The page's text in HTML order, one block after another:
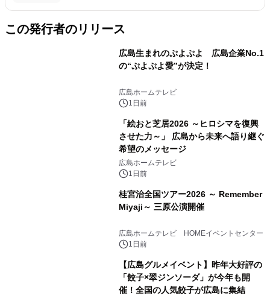
この発行者のリリース
広島生まれのぷよぷよ 広島企業No.1
の“ぷよぷよ愛”が決定！
広島ホームテレビ
1日前
「絵おと芝居2026 ～ヒロシマを復興
させた力～」 広島から未来へ語り継ぐ
希望のメッセージ
広島ホームテレビ
1日前
桂宮治全国ツアー2026 ～ Remember
Miyaji～ 三原公演開催
広島ホームテレビ HOMEイベントセンター
1日前
【広島グルメイベント】昨年大好評の
「餃子×翠ジンソーダ」が今年も開
催！全国の人気餃子が広島に集結